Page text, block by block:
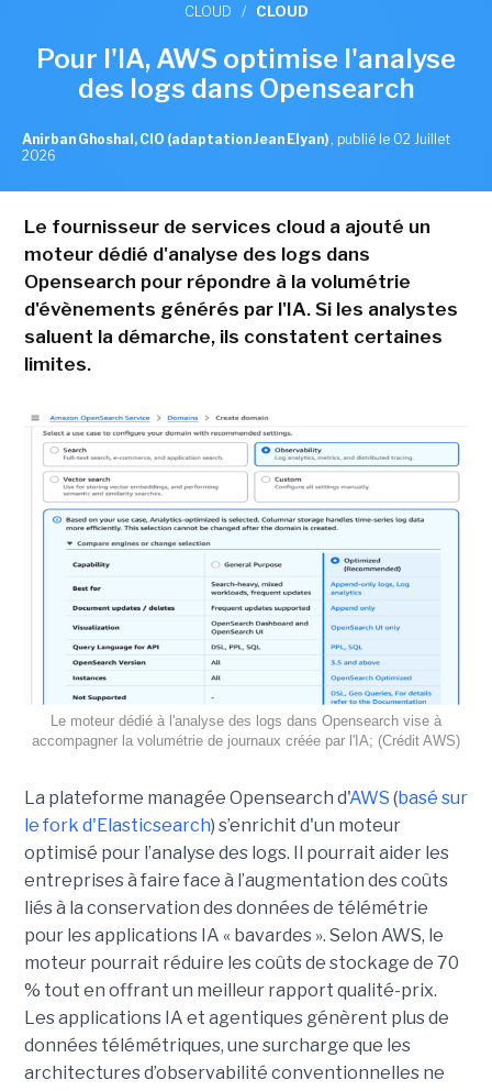
CLOUD / CLOUD
Pour l'IA, AWS optimise l'analyse
des logs dans Opensearch
Anirban Ghoshal, CIO (adaptation Jean Elyan) , publié le 02 Juillet
2026
Le fournisseur de services cloud a ajouté un
moteur dédié d'analyse des logs dans
Opensearch pour répondre à la volumétrie
d'évènements générés par l'IA. Si les analystes
saluent la démarche, ils constatent certaines
limites.
Le moteur dédié à l'analyse des logs dans Opensearch vise à
accompagner la volumétrie de journaux créée par l'IA; (Crédit AWS)
La plateforme managée Opensearch d'AWS (basé sur
le fork d'Elasticsearch) s’enrichit d'un moteur
optimisé pour l’analyse des logs. Il pourrait aider les
entreprises à faire face à l’augmentation des coûts
liés à la conservation des données de télémétrie
pour les applications IA « bavardes ». Selon AWS, le
moteur pourrait réduire les coûts de stockage de 70
% tout en offrant un meilleur rapport qualité-prix.
Les applications IA et agentiques génèrent plus de
données télémétriques, une surcharge que les
architectures d’observabilité conventionnelles ne